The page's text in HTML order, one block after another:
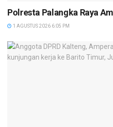
Polresta Palangka Raya
1 AGUSTUS 2026 6:05 PM